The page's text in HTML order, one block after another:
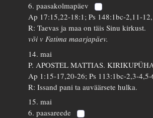
6. paasakolmapäev
Ap 17:15,22-18:1; Ps 148:1bc-2,11-
R: Taevas ja maa on täis Sinu kirkust.
või v Fatima maarjapäev.
14. mai
P. APOSTEL MATTIAS.
Ap 1:15-17,20-26; Ps 113:1bc-2,3-
R: Issand pani ta auväärsete hulka.
15. mai
6. paasareede